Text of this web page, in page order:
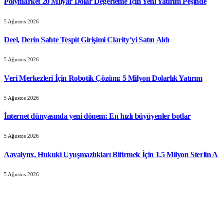
5 Ağustos 2026
Deel, Derin Sahte Tespit Girişimi Clarity’yi Satın Aldı
5 Ağustos 2026
Veri Merkezleri İçin Robotik Çözüm: 5 Milyon Dolarlık Yatırım
5 Ağustos 2026
İnternet dünyasında yeni dönem: En hızlı büyüyenler botlar
5 Ağustos 2026
Aavalynx, Hukuki Uyuşmazlıkları Bitirmek İçin 1.5 Milyon Sterlin
5 Ağustos 2026